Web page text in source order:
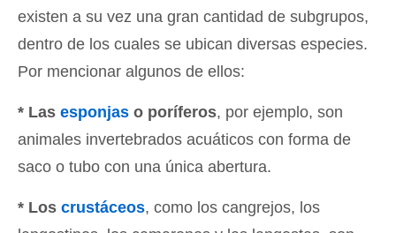
existen a su vez una gran cantidad de subgrupos,
dentro de los cuales se ubican diversas especies.
Por mencionar algunos de ellos:
* Las esponjas o poríferos, por ejemplo, son
animales invertebrados acuáticos con forma de
saco o tubo con una única abertura.
* Los crustáceos, como los cangrejos, los